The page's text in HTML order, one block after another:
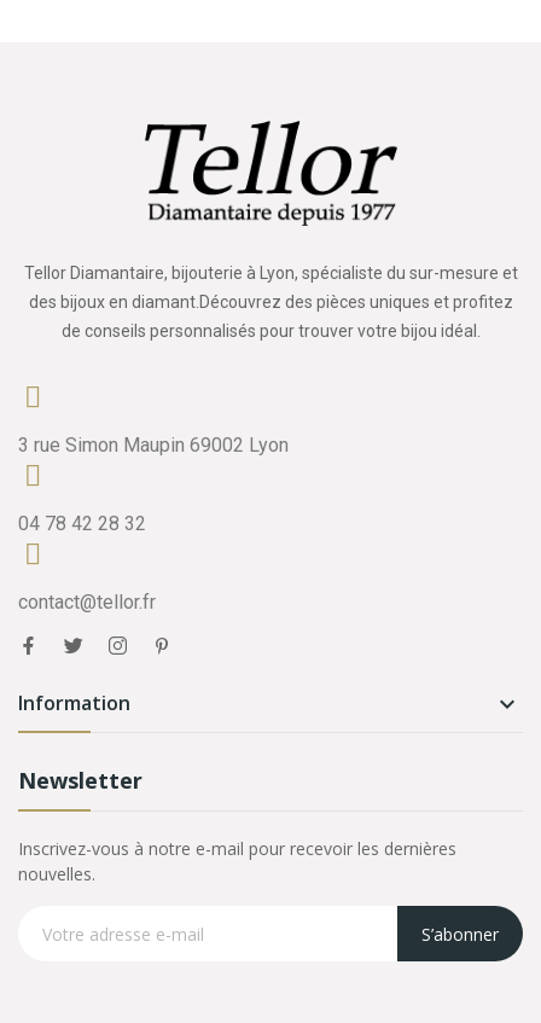
Tellor Diamantaire, bijouterie à Lyon, spécialiste du sur-mesure et
des bijoux en diamant.Découvrez des pièces uniques et profitez
de conseils personnalisés pour trouver votre bijou idéal.
3 rue Simon Maupin 69002 Lyon
04 78 42 28 32
contact@tellor.fr
Information 
Newsletter
Inscrivez-vous à notre e-mail pour recevoir les dernières
nouvelles.
S’abonner